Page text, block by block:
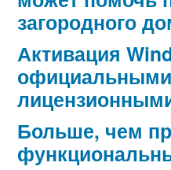
загородного
Активация
официальными
Больше, чем